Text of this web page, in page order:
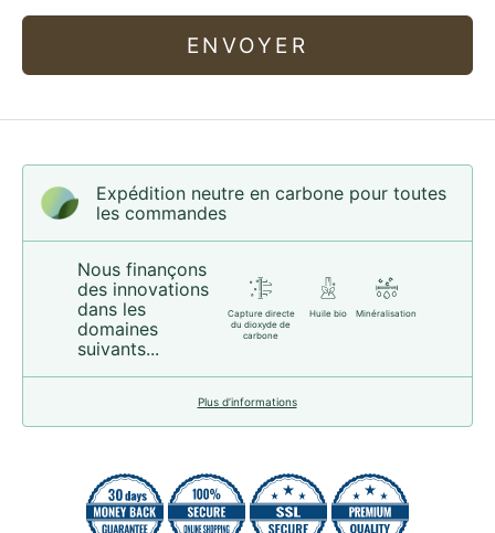
ENVOYER
Expédition neutre en carbone pour toutes
les commandes
Nous finançons
des innovations
dans les
domaines
suivants...
Capture directe
du dioxyde de
carbone
Huile bio Minéralisation
Plus d’informations